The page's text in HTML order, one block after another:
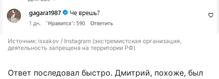
Источник: isxakov / Instagram (экстремистская организация,
деятельность запрещена на территории РФ)
Ответ последовал быстро. Дмитрий, похоже, был